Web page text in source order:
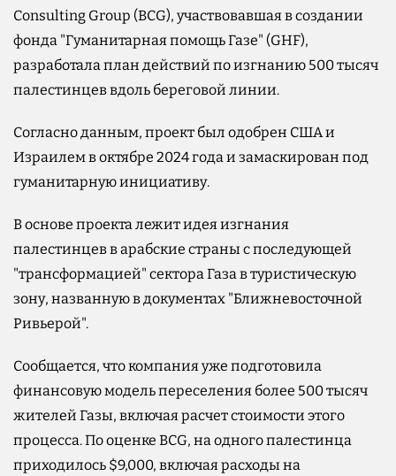
Consulting Group (BCG), участвовавшая в создании
фонда "Гуманитарная помощь Газе" (GHF),
разработала план действий по изгнанию 500 тысяч
палестинцев вдоль береговой линии.
Согласно данным, проект был одобрен США и
Израилем в октябре 2024 года и замаскирован под
гуманитарную инициативу.
В основе проекта лежит идея изгнания
палестинцев в арабские страны с последующей
"трансформацией" сектора Газа в туристическую
зону, названную в документах "Ближневосточной
Ривьерой".
Сообщается, что компания уже подготовила
финансовую модель переселения более 500 тысяч
жителей Газы, включая расчет стоимости этого
процесса. По оценке BCG, на одного палестинца
приходилось $9,000, включая расходы на